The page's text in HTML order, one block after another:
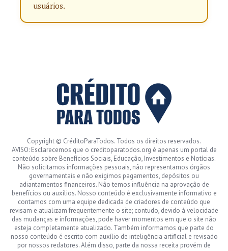
usuários.
Copyright © CréditoParaTodos. Todos os direitos reservados.
AVISO: Esclarecemos que o creditoparatodos.org é apenas um portal de
conteúdo sobre Benefícios Sociais, Educação, Investimentos e Notícias.
Não solicitamos informações pessoais, não representamos órgãos
governamentais e não exigimos pagamentos, depósitos ou
adiantamentos financeiros. Não temos influência na aprovação de
benefícios ou auxílios. Nosso conteúdo é exclusivamente informativo e
contamos com uma equipe dedicada de criadores de conteúdo que
revisam e atualizam frequentemente o site; contudo, devido à velocidade
das mudanças e informações, pode haver momentos em que o site não
esteja completamente atualizado. Também informamos que parte do
nosso conteúdo é escrito com auxílio de inteligência artificial e revisado
por nossos redatores. Além disso, parte da nossa receita provém de